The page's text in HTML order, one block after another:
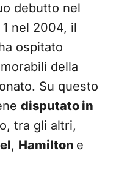
debutto nel
nel 2004, il
ospitato
della
Su questo
disputato in
tra gli altri,
, Hamilton e